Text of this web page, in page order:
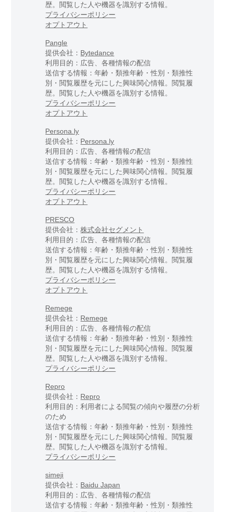
歴。閲覧した人や機器を識別する情報。
プライバシーポリシー
オプトアウト
Pangle
提供会社： Bytedance
利用目的：広告、各種情報の配信
送信する情報：年齢・類推年齢・性別・類推性
別・閲覧履歴を元にした興味関心情報。閲覧履
歴。閲覧した人や機器を識別する情報。
プライバシーポリシー
オプトアウト
Persona.ly
提供会社： Persona.ly
利用目的：広告、各種情報の配信
送信する情報：年齢・類推年齢・性別・類推性
別・閲覧履歴を元にした興味関心情報。閲覧履
歴。閲覧した人や機器を識別する情報。
プライバシーポリシー
オプトアウト
PRESCO
提供会社：株式会社セグメント
利用目的：広告、各種情報の配信
送信する情報：年齢・類推年齢・性別・類推性
別・閲覧履歴を元にした興味関心情報。閲覧履
歴。閲覧した人や機器を識別する情報。
プライバシーポリシー
オプトアウト
Remege
提供会社： Remege
利用目的：広告、各種情報の配信
送信する情報：年齢・類推年齢・性別・類推性
別・閲覧履歴を元にした興味関心情報。閲覧履
歴。閲覧した人や機器を識別する情報。
プライバシーポリシー
Repro
提供会社： Repro
利用目的：利用者による閲覧の傾向や履歴の分析
のため
送信する情報：年齢・類推年齢・性別・類推性
別・閲覧履歴を元にした興味関心情報。閲覧履
歴。閲覧した人や機器を識別する情報。
プライバシーポリシー
simeji
提供会社： Baidu Japan
利用目的：広告、各種情報の配信
送信する情報：年齢・類推年齢・性別・類推性